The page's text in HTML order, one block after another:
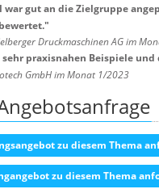
war gut an die Zielgruppe
"
Druckmaschinen AG im
praxisnahen Beispiele
GmbH im Monat 1/2023
zu diesem Thema
zu diesem Thema